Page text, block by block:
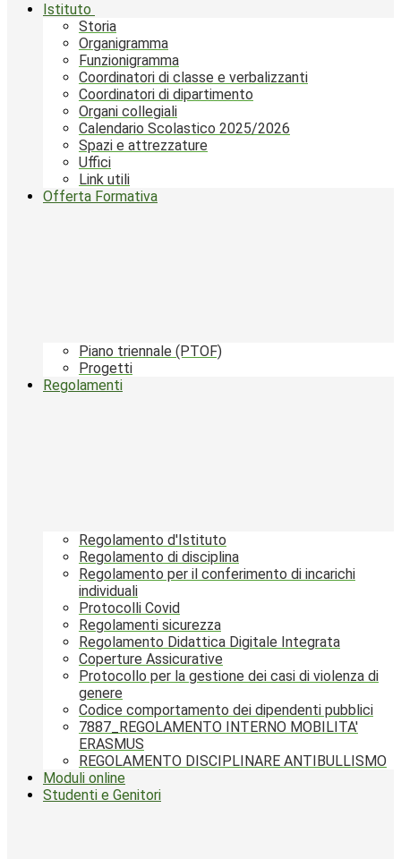
Istituto
Storia
Organigramma
Funzionigramma
Coordinatori di classe e verbalizzanti
Coordinatori di dipartimento
Organi collegiali
Calendario Scolastico 2025/2026
Spazi e attrezzature
Uffici
Link utili
Offerta Formativa
Piano triennale (PTOF)
Progetti
Regolamenti
Regolamento d'Istituto
Regolamento di disciplina
Regolamento per il conferimento di incarichi
individuali
Protocolli Covid
Regolamenti sicurezza
Regolamento Didattica Digitale Integrata
Coperture Assicurative
Protocollo per la gestione dei casi di violenza di
genere
Codice comportamento dei dipendenti pubblici
7887_REGOLAMENTO INTERNO MOBILITA'
ERASMUS
REGOLAMENTO DISCIPLINARE ANTIBULLISMO
Moduli online
Studenti e Genitori